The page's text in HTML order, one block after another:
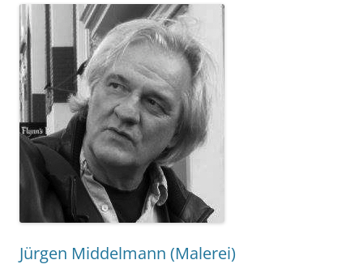
Jürgen Middelmann (Malerei)